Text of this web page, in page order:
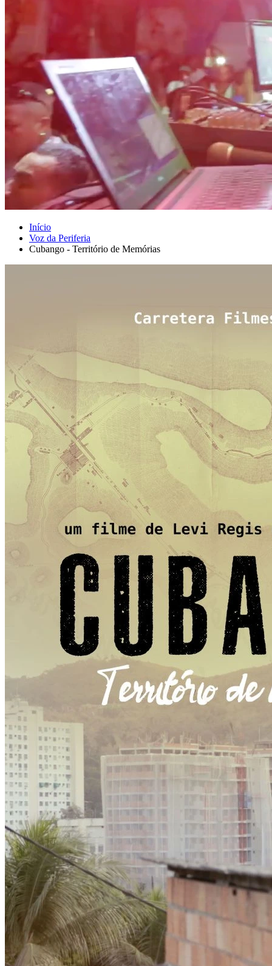
Início
Voz da Periferia
Cubango - Território de Memórias